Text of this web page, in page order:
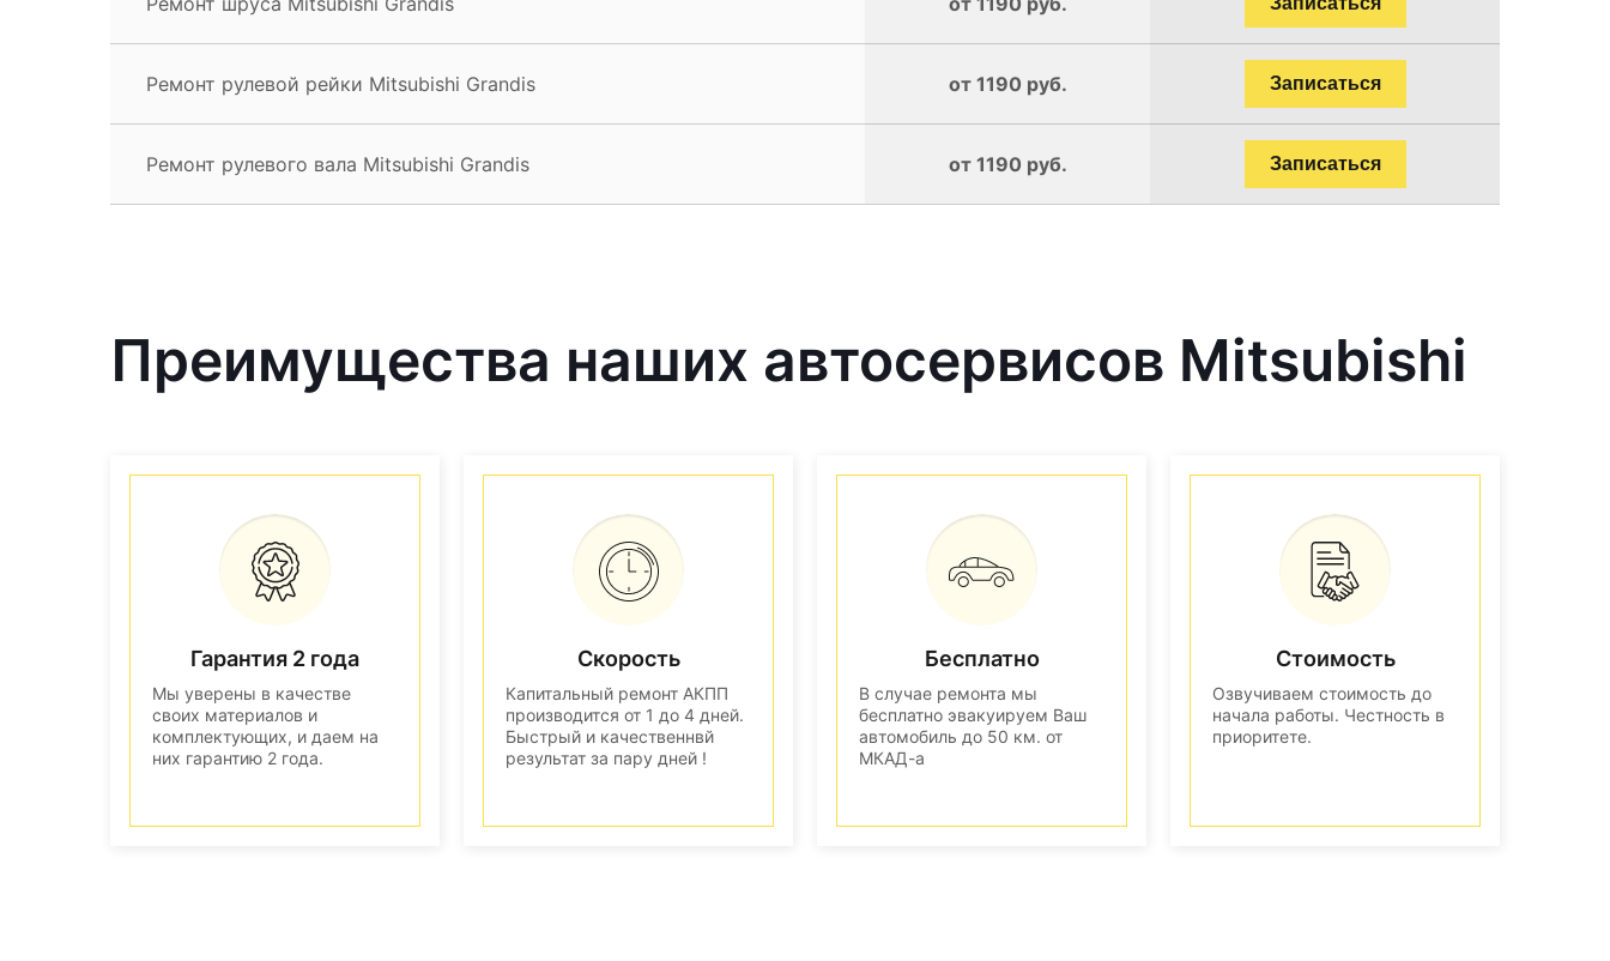
Ремонт рулевой рейки Mitsubishi Grandis от 1190 руб. Записаться
Ремонт рулевого вала Mitsubishi Grandis от 1190 руб. Записаться
Преимущества наших автосервисов Mitsubishi
Гарантия 2 года
Мы уверены в качестве
своих материалов и
комплектующих, и даем на
них гарантию 2 года.
Скорость
Капитальный ремонт АКПП
производится от 1 до 4 дней.
Быстрый и качественнвй
результат за пару дней !
Бесплатно
В случае ремонта мы
бесплатно эвакуируем Ваш
автомобиль до 50 км. от
МКАД-а
Стоимость
Озвучиваем стоимость до
начала работы. Честность в
приоритете.